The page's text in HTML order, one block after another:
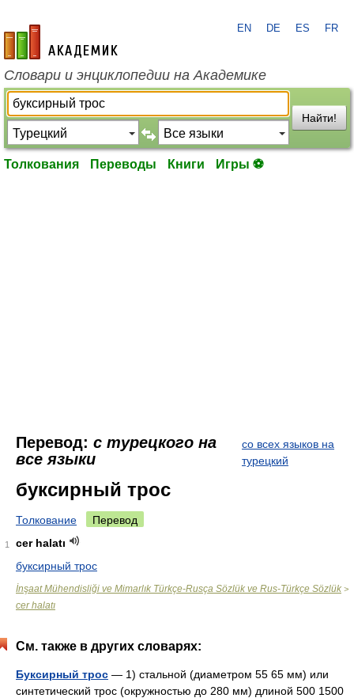
academic.ru
EN DE ES FR
Словари и энциклопедии на Академике
Найти!
Толкования Переводы Книги Игры ⚽
Перевод: с турецкого на
все языки
со всех языков на
турецкий
буксирный трос
Толкование Перевод
1
cer halatı
буксирный трос
İnşaat Mühendisliği ve Mimarlık Türkçe-Rusça Sözlük ve Rus-Türkçe Sözlük >
cer halatı
См. также в других словарях:
Буксирный трос — 1) стальной (диаметром 55 65 мм) или
синтетический трос (окружностью до 280 мм) длиной 500 1500